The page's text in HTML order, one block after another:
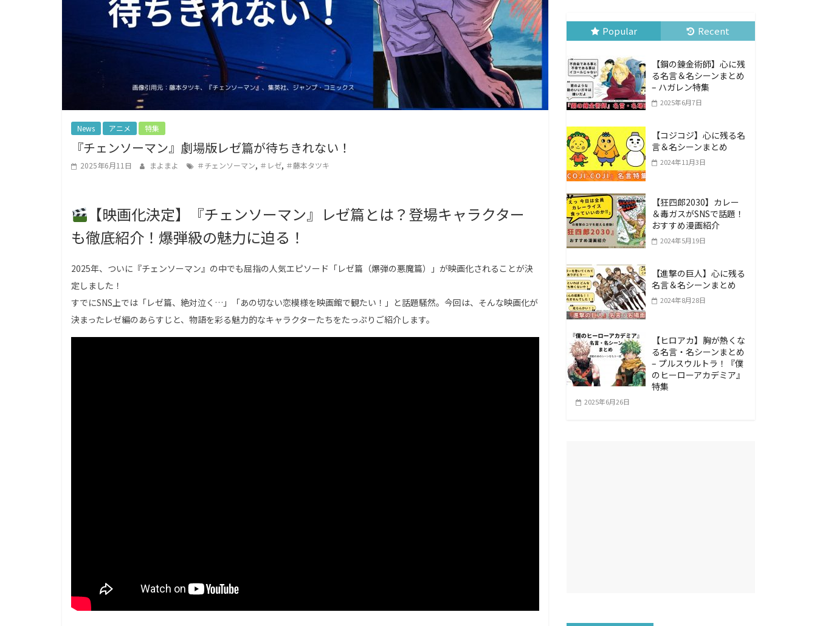
r
News アニメ 特集
『チェンソーマン』劇場版レゼ篇が待ちきれない！
2025年6月11日 まよまよ ＃チェンソーマン, ＃レゼ, ＃藤本タツキ
【映画化決定】『チェンソーマン』レゼ篇とは？登場キャラクター
も徹底紹介！爆弾級の魅力に迫る！
2025年、ついに『チェンソーマン』の中でも屈指の人気エピソード「レゼ篇（爆弾の悪魔篇）」が映画化されることが決
定しました！
すでにSNS上では「レゼ篇、絶対泣く…」「あの切ない恋模様を映画館で観たい！」と話題騒然。今回は、そんな映画化が
決まったレゼ編のあらすじと、物語を彩る魅力的なキャラクターたちをたっぷりご紹介します。
Popular Recent
【鋼の錬金術師】心に残
る名言＆名シーンまとめ
– ハガレン特集
2025年6月7日
【コジコジ】心に残る名
言＆名シーンまとめ
2024年11月3日
【狂四郎2030】カレー
＆毒ガスがSNSで話題！
おすすめ漫画紹介
2024年5月19日
【進撃の巨人】心に残る
名言＆名シーンまとめ
2024年8月28日
【ヒロアカ】胸が熱くな
る名言・名シーンまとめ
– プルスウルトラ！『僕
のヒーローアカデミア』
特集
2025年6月26日